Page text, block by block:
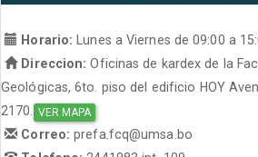
Horario: Lunes a Viernes de 09:00 a
Direccion: Oficinas de kardex de la
Geológicas, 6to. piso del edificio HOY
2170. VER MAPA
Correo:prefa.fcq@umsa.bo